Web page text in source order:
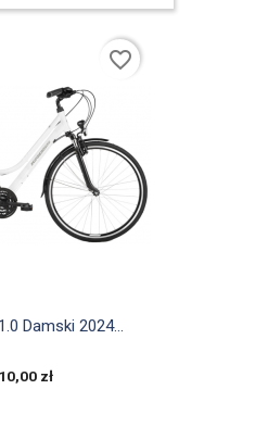
podgląd
Damski 2024...
zł
favorite_border